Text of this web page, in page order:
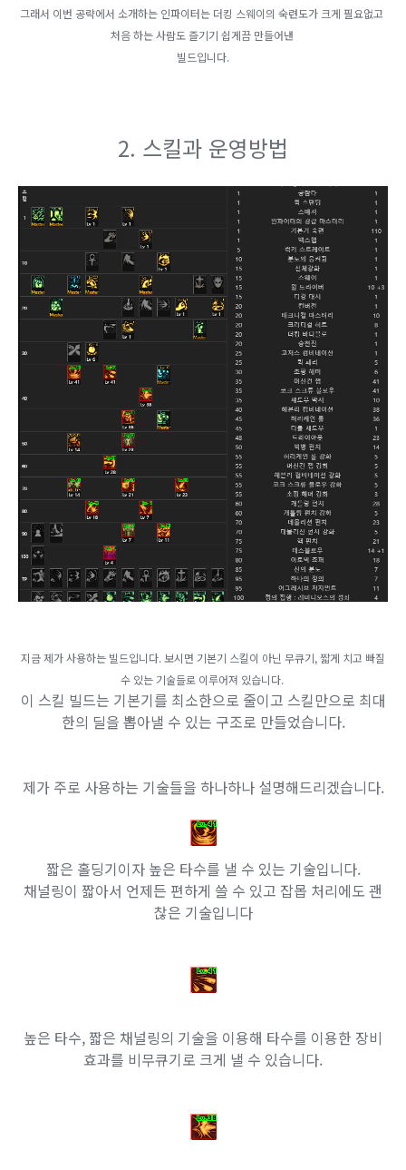
그래서 이번 공략에서 소개하는 인파이터는 더킹 스웨이의 숙련도가 크게 필요없고 ​
처음 하는 사람도 즐기기 쉽게끔 만들어낸
빌드입니다.
2. 스킬과 운영방법
지금 제가 사용하는 빌드입니다. 보시면 기본기 스킬이 아닌 무큐기, 짧게 치고 빠질
수 있는 기술들로 이루어져 있습니다.
이 스킬 빌드는 기본기를 최소한으로 줄이고 스킬만으로 최대
한의 딜을 뽑아낼 수 있는 구조로 만들었습니다.
제가 주로 사용하는 기술들을 하나하나 설명해드리겠습니다.
짧은 홀딩기이자 높은 타수를 낼 수 있는 기술입니다.
채널링이 짧아서 언제든 편하게 쓸 수 있고 잡몹 처리에도 괜
찮은 기술입니다
높은 타수, 짧은 채널링의 기술을 이용해 타수를 이용한 장비
효과를 비무큐기로 크게 낼 수 있습니다.